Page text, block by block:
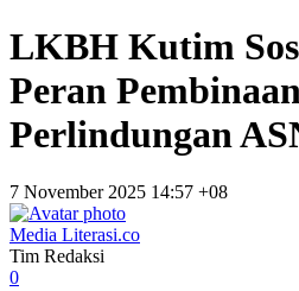
LKBH Kutim
Peran
Perlindungan
7 November 2025 14:57 +08
Media Literasi.co
Tim Redaksi
0